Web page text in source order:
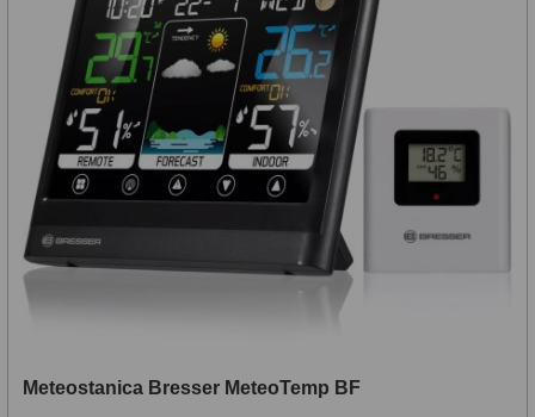
Meteostanica Bresser MeteoTemp BF